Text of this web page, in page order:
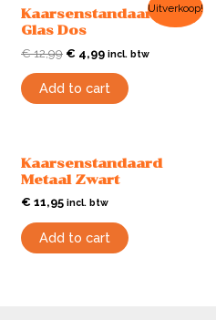
Uitverkoop!
Kaarsenstandaard
Glas Dos
€12,99 € 4,99 incl. btw
Add to cart
Kaarsenstandaard
Metaal Zwart
€ 11,95 incl. btw
Add to cart